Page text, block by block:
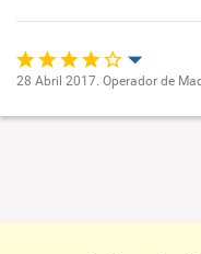
Ambiente de trabalho
Conciliação com a vida
28 Abril 2017. Operador de